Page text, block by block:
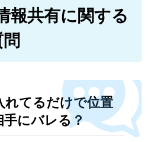
報共有に関する
れてるだけで位置
手にバレる？